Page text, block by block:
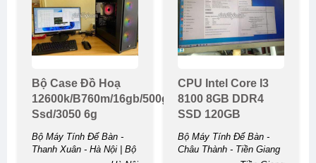
Bộ Case Đồ Hoạ
12600k/b760m/16gb/500gb
Ssd/3050 6g
Bộ Máy Tính Để Bàn -
Thanh Xuân - Hà Nội | Bộ
CPU Intel Core I3
8100 8GB DDR4
SSD 120GB
Bộ Máy Tính Để Bàn -
Châu Thành - Tiền Giang